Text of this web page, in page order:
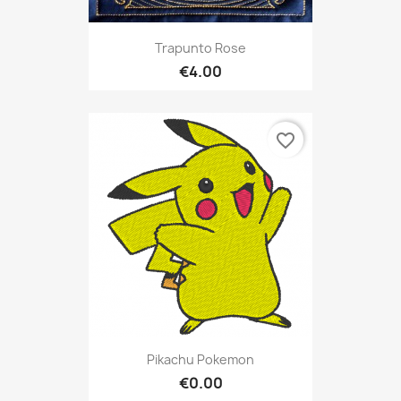
Trapunto Rose
€4.00
Pikachu Pokemon
€0.00
favorite_border